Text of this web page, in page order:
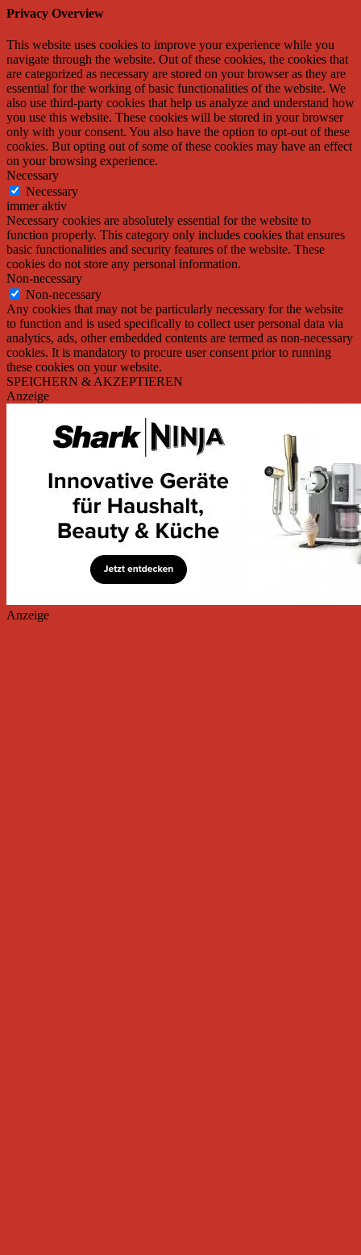
Privacy Overview
This website uses cookies to improve your experience while you
navigate through the website. Out of these cookies, the cookies that
are categorized as necessary are stored on your browser as they are
essential for the working of basic functionalities of the website. We
also use third-party cookies that help us analyze and understand how
you use this website. These cookies will be stored in your browser
only with your consent. You also have the option to opt-out of these
cookies. But opting out of some of these cookies may have an effect
on your browsing experience.
Necessary
Necessary
immer aktiv
Necessary cookies are absolutely essential for the website to
function properly. This category only includes cookies that ensures
basic functionalities and security features of the website. These
cookies do not store any personal information.
Non-necessary
Non-necessary
Any cookies that may not be particularly necessary for the website
to function and is used specifically to collect user personal data via
analytics, ads, other embedded contents are termed as non-necessary
cookies. It is mandatory to procure user consent prior to running
these cookies on your website.
SPEICHERN & AKZEPTIEREN
Anzeige
Anzeige